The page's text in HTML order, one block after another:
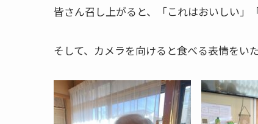
皆さん召し上がると、「これはおいしい」
そして、カメラを向けると食べる表情をい